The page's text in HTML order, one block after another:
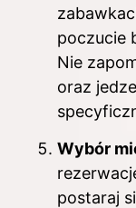
poczucie
Nie
oraz
Wybór
postaraj